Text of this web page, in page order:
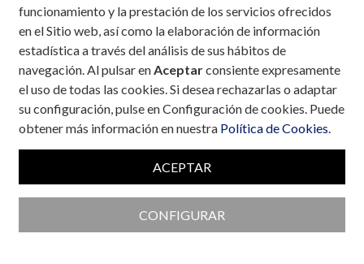
funcionamiento y la prestación de los servicios ofrecidos
en el Sitio web, así como la elaboración de información
estadística a través del análisis de sus hábitos de
navegación. Al pulsar enAceptarconsiente expresamente
el uso de todas las cookies. Si desea rechazarlas o adaptar
su configuración, pulse en Configuración de cookies. Puede
obtener más información en nuestra Política de Cookies.
ACEPTAR
CONFIGURAR
Colaboran con la Fundación